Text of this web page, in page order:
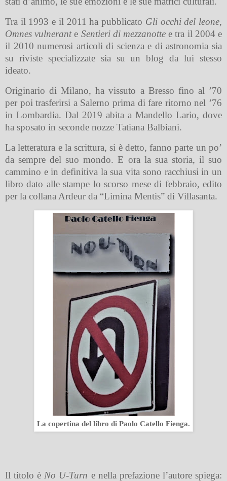
Tra il 1993 e il 2011 ha pubblicato Gli occhi del leone,
Omnes vulnerante Sentieri di mezzanottee tra il 2004 e
il 2010 numerosi articoli di scienza e di astronomia sia
su riviste specializzate sia su un blog da lui stesso
ideato.
Originario di Milano, ha vissuto a Bresso fino al ’70
per poi trasferirsi a Salerno prima di fare ritorno nel ’76
in Lombardia. Dal 2019 abita a Mandello Lario, dove
ha sposato in seconde nozze Tatiana Balbiani.
La letteratura e la scrittura, si è detto, fanno parte un po’
da sempre del suo mondo. E ora la sua storia, il suo
cammino e in definitiva la sua vita sono racchiusi in un
libro dato alle stampe lo scorso mese di febbraio, edito
per la collana Ardeur da “Limina Mentis” di Villasanta.
La copertina del libro di Paolo Catello Fienga.
Il titolo è No U-Turn e nella prefazione l’autore spiega: